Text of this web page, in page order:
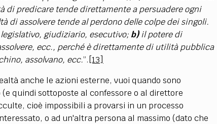
di predicare tende direttamente a persuadere ogni
di assolvere tende al perdono delle colpe dei singoli.
giudiziario, esecutivo;b)il potere di
ecc., perché è direttamente di utilità pubblica
assolvano, ecc.”. [13]
anche le azioni esterne, vuoi quando sono
quindi sottoposte al confessore o al direttore
cioè impossibili a provarsi in un processo
o ad un'altra persona al massimo (dato che